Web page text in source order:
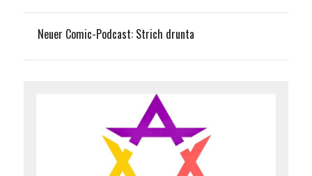
Neuer Comic-Podcast: Strich drunta